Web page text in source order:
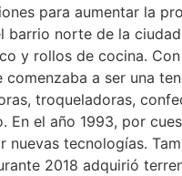
para aumentar la
barrio norte de la
y rollos de cocina.
a ser una
troqueladoras,
el año 1993, por
tecnologías.
2018 adquirió